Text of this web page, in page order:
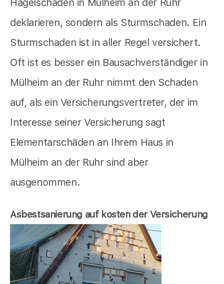
deklarieren, sondern als Sturmschaden. Ein
Sturmschaden ist in aller Regel versichert.
Oft ist es besser ein Bausachverständiger in
Mülheim an der Ruhr nimmt den Schaden
auf, als ein Versicherungsvertreter, der im
Interesse seiner Versicherung sagt
Elementarschäden an Ihrem Haus in
Mülheim an der Ruhr sind aber
ausgenommen.
Asbestsanierung auf kosten der Versicherung